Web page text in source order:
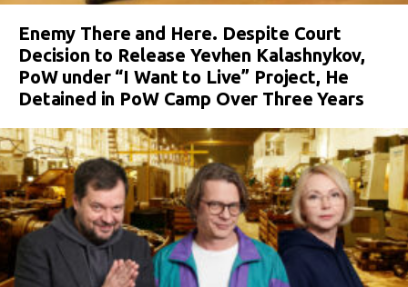
Enemy There and Here. Despite Court
Decision to Release Yevhen Kalashnykov,
PoW under “I Want to Live” Project, He
Detained in PoW Camp Over Three Years